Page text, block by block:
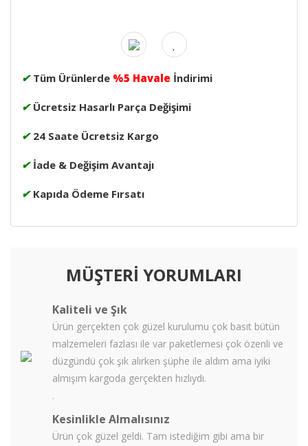
✔ Tüm Ürünlerde %5 Havale İndirimi
✔ Ücretsiz Hasarlı Parça Değişimi
✔ 24 Saate Ücretsiz Kargo
✔ İade & Değişim Avantajı
✔ Kapıda Ödeme Fırsatı
MÜŞTERİ YORUMLARI
Kaliteli ve Şık
Ürün gerçekten çok güzel kurulumu çok basit bütün
malzemeleri fazlası ile var paketlemesi çok özenli ve
düzgündü çok şık alırken şüphe ile aldım ama iyiki
almışım kargoda gerçekten hızlıydı.
.
Kesinlikle Almalısınız
Ürün çok güzel geldi. Tam istediğim gibi ama bir